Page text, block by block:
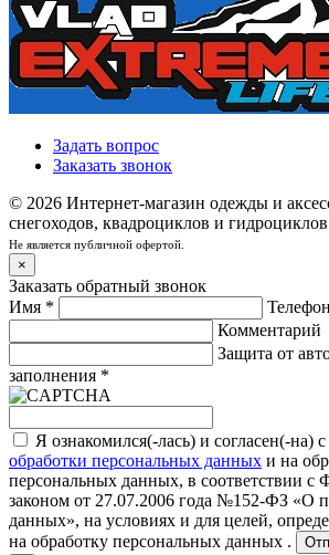
Задать вопрос
Заказать звонок
© 2026 Интернет-магазин одежды и
снегоходов, квадроциклов и
Не является публичной офертой.
×
Заказать обратный звонок
Имя * Телефон
Комментарий
Защита от
заполнения *
Я ознакомился(-лась) и согласен(-на) с
обработки персональных данных и на
персональных данных, в соответствии с
законом от 27.07.2006 года №152-ФЗ «О
данных», на условиях и для целей,
на обработку персональных данных .